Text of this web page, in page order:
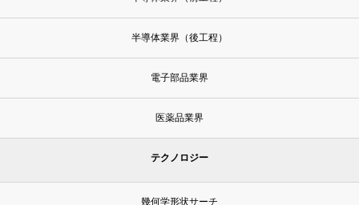
半導体業界（後工程）
電子部品業界
医薬品業界
テクノロジー
幾何学形状サーチ